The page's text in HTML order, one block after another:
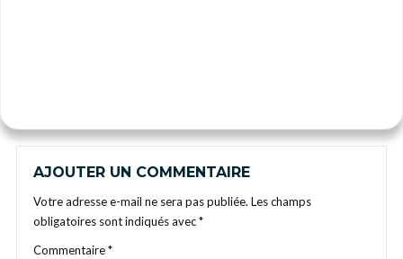
AJOUTER UN COMMENTAIRE
Votre adresse e-mail ne sera pas publiée. Les champs
obligatoires sont indiqués avec*
Commentaire*